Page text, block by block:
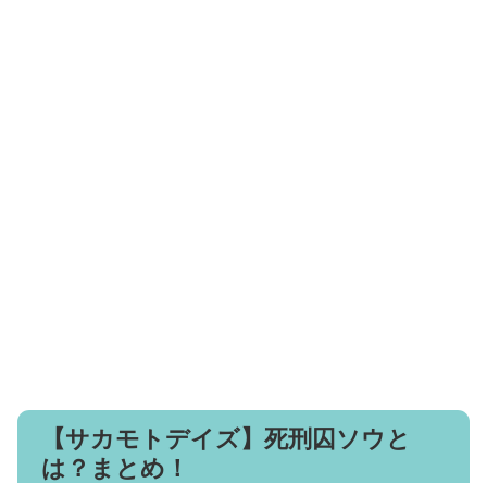
【サカモトデイズ】死刑囚ソウと
は？まとめ！